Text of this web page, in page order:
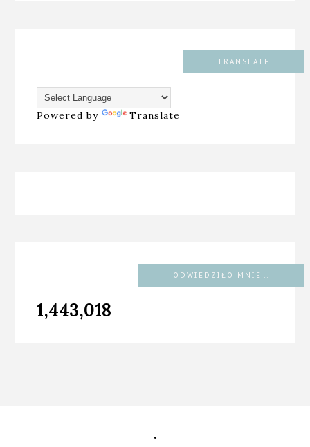
TRANSLATE
Powered by Translate
ODWIEDZIŁO MNIE...
1,443,018
.